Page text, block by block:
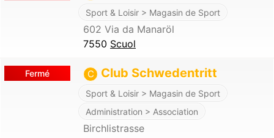
Sport & Loisir > Magasin de Sport
602 Via da Manaröl
7550 Scuol
Fermé C Club Schwedentritt
Sport & Loisir > Magasin de Sport
Administration > Association
Birchlistrasse